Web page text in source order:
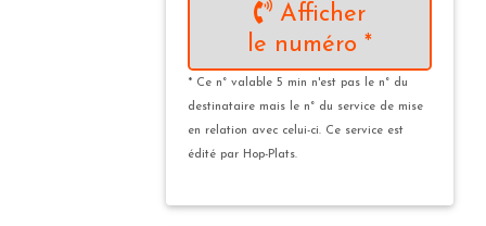
Afficher
le numéro *
* Ce n° valable 5 min n'est pas le n° du
destinataire mais le n° du service de mise
en relation avec celui-ci. Ce service est
édité par Hop-Plats.